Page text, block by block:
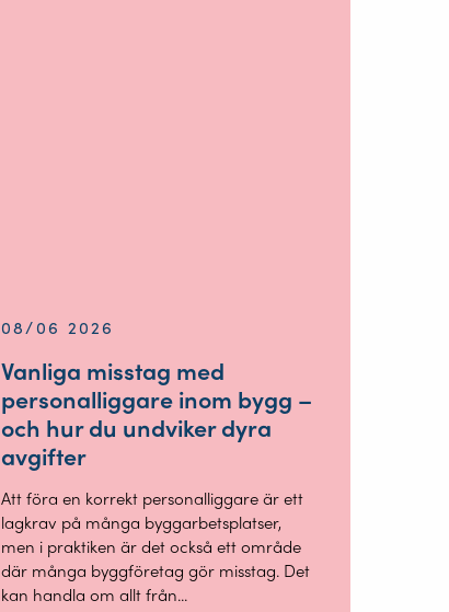
08/06 2026
Vanliga misstag med
personalliggare inom bygg –
och hur du undviker dyra
avgifter
Att föra en korrekt personalliggare är ett
lagkrav på många byggarbetsplatser,
men i praktiken är det också ett område
där många byggföretag gör misstag. Det
kan handla om allt från...